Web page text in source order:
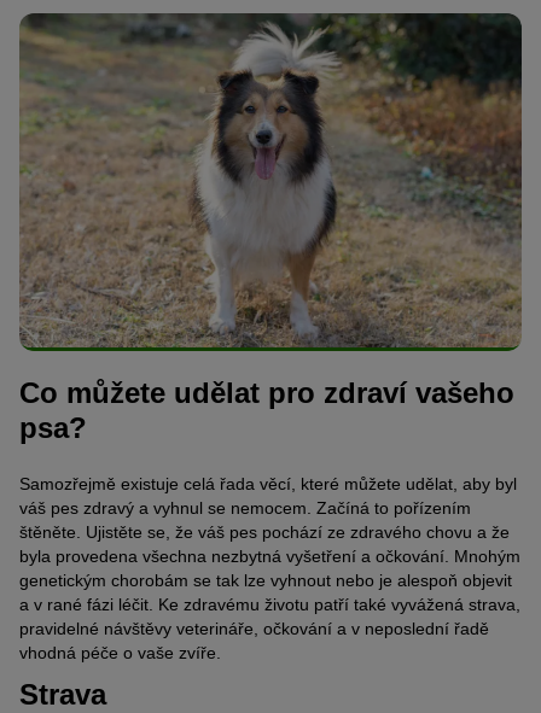
Co můžete udělat pro zdraví vašeho
psa?
Samozřejmě existuje celá řada věcí, které můžete udělat, aby byl
váš pes zdravý a vyhnul se nemocem. Začíná to pořízením
štěněte. Ujistěte se, že váš pes pochází ze zdravého chovu a že
byla provedena všechna nezbytná vyšetření a očkování. Mnohým
genetickým chorobám se tak lze vyhnout nebo je alespoň objevit
a v rané fázi léčit. Ke zdravému životu patří také vyvážená strava,
pravidelné návštěvy veterináře, očkování a v neposlední řadě
vhodná péče o vaše zvíře.
Strava